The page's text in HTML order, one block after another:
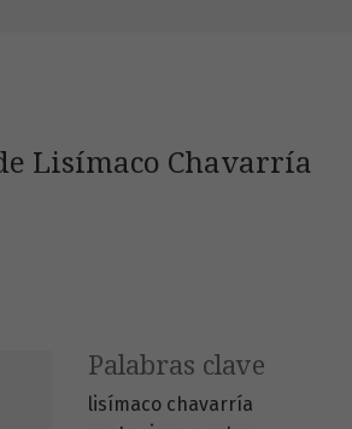
Lisímaco Chavarría
Palabras clave
lisímaco chavarría